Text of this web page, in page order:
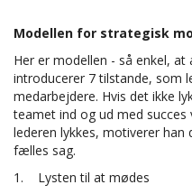
Modellen for strategisk
Her er modellen - så enkel,
introducerer 7 tilstande, som
medarbejdere. Hvis det ikke
teamet ind og ud med
lederen lykkes, motiverer han
fælles sag.
1. Lysten til at mødes